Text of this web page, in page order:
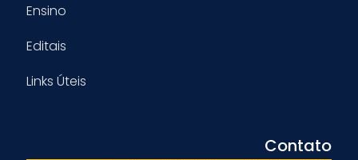
Ensino
Editais
Links Úteis
Contato